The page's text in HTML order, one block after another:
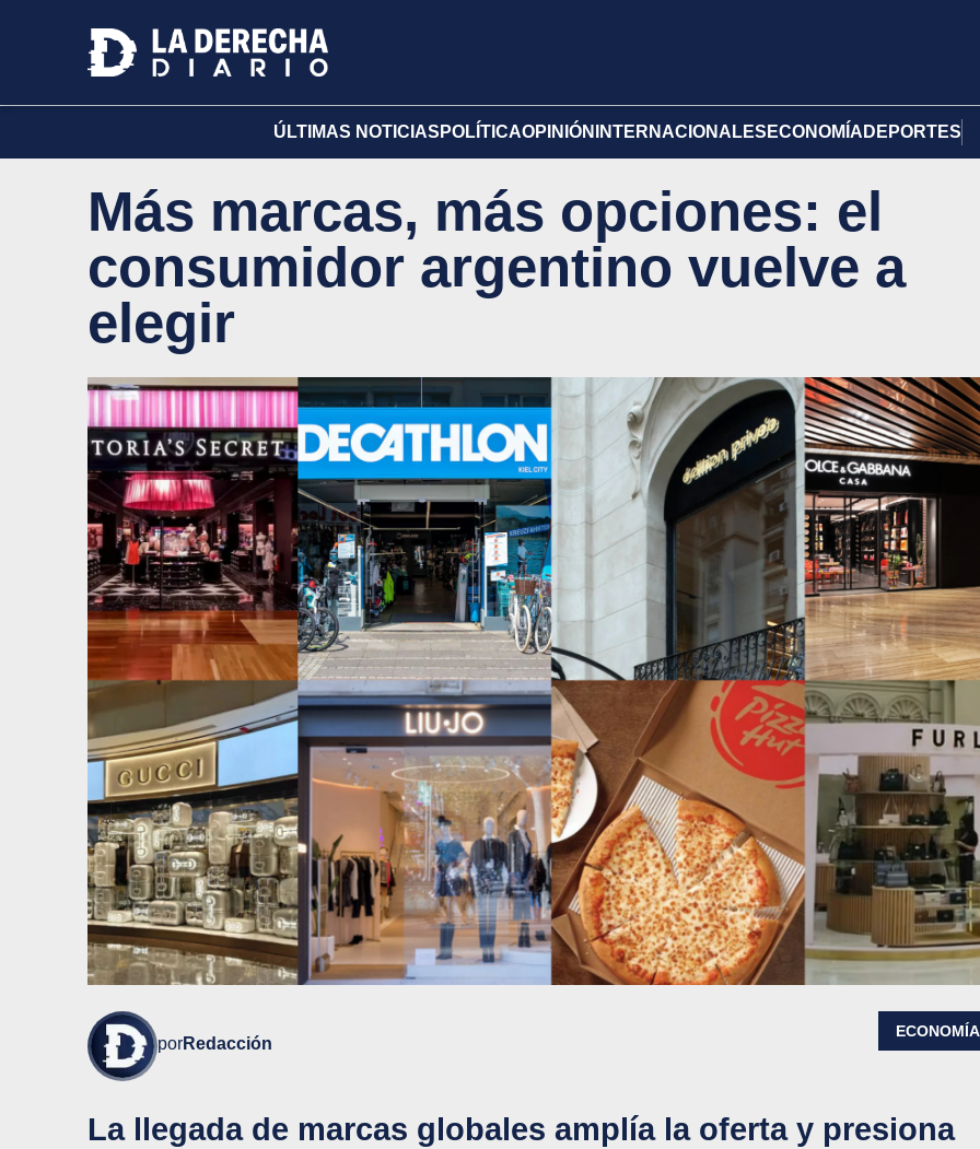
ÚLTIMAS NOTICIAS POLÍTICAOPINIÓN INTERNACIONALES ECONOMÍA DEPORTES
Más marcas, más opciones: el
consumidor argentino vuelve a
elegir
porRedacción
ECONOMÍA
La llegada de marcas globales amplía la oferta y presiona